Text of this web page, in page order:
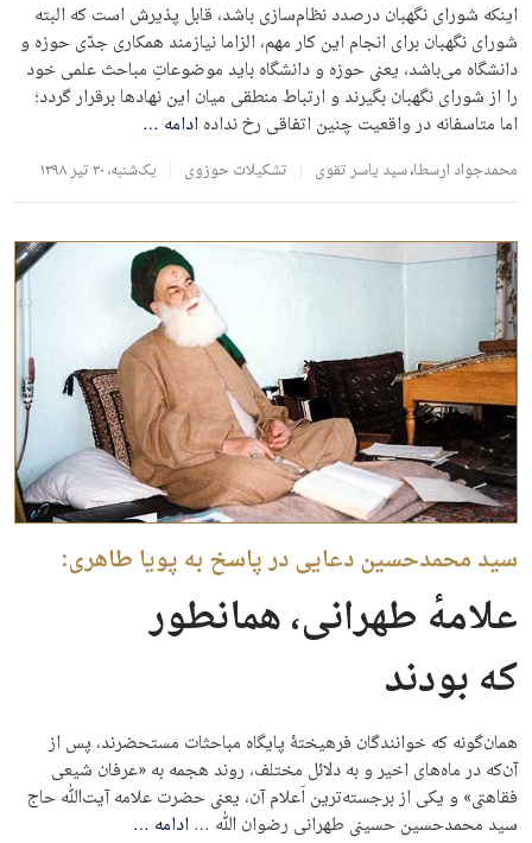
اینکه شورای نگهبان درصدد نظام‌سازی باشد، قابل پذیرش است که البته
شورای نگهبان برای انجام این کار مهم، الزاما نیازمند همکاری جدّی حوزه و
دانشگاه می‌باشد، یعنی حوزه و دانشگاه باید موضوعاتِ مباحث علمی خود
را از شورای نگهبان بگیرند و ارتباط منطقی میان این نهادها برقرار گردد؛
اما متاسفانه در واقعیت چنین اتفاقی رخ ندادهادامه …
محمدجواد ارسطا،سید یاسر تقوی تشکیلات حوزوی یک‌شنبه، ۳۰ تیر ۱۳۹۸
سید محمدحسین دعایی در پاسخ به پویا طاهری:
علامهٔ طهرانی، همانطور
که بودند
همان‌گونه که خوانندگان فرهیختۀ پایگاه مباحثات مستحضرند، پس از
آن‌که در ماه‌های اخیر و به دلائل مختلف، روند هجمه به «عرفان شیعی
فقاهتی» و یکی از برجسته‌ترین اَعلام آن، یعنی حضرت علامه آیت‌ﷲ حاج
سید محمدحسین حسینی طهرانی رضوان ﷲ …ادامه …